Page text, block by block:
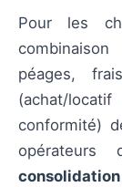
Pour les
péages,
(achat/
conformité)